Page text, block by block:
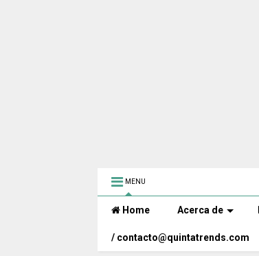
MENU
Home Acerca de
/ contacto@quintatrends.com